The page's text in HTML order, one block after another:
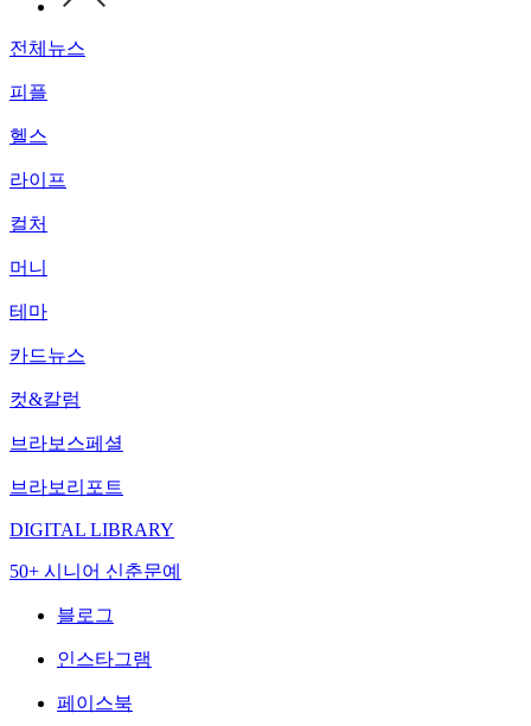
전체뉴스
피플
헬스
라이프
컬처
머니
테마
카드뉴스
컷&칼럼
브라보스페셜
브라보리포트
DIGITAL LIBRARY
50+ 시니어 신춘문예
블로그
인스타그램
페이스북